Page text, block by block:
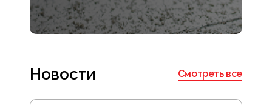
Новости Смотреть все